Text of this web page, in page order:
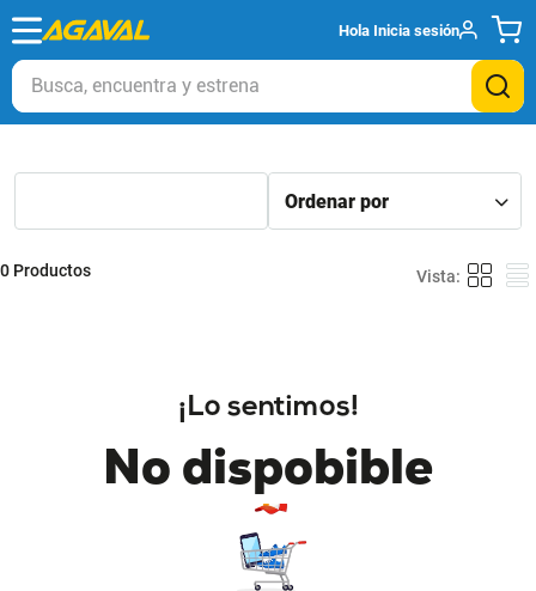
Hola Inicia sesión
Busca, encuentra y estrena
0 Productos
¡Lo sentimos!
No dispobible